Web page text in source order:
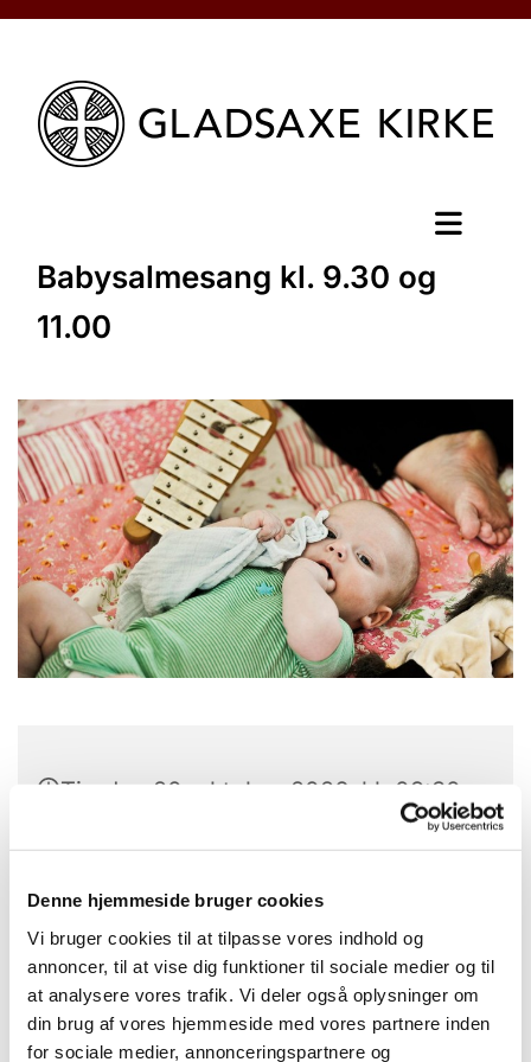
Denne hjemmeside bruger cookies
Vi bruger cookies til at tilpasse vores indhold og
annoncer, til at vise dig funktioner til sociale medier og til
at analysere vores trafik. Vi deler også oplysninger om
din brug af vores hjemmeside med vores partnere inden
for sociale medier, annonceringspartnere og
Babysalmesang kl. 9.30 og
11.00
Tirsdag 20. oktober 2026, kl. 09:30
Laden, Provst Bentzons Vej 1, 2860
Søborg
Karen Gramkow